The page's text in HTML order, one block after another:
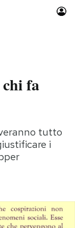
calcio 2026
fa
tutto
i